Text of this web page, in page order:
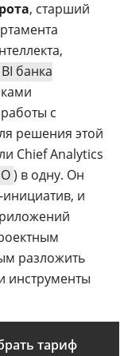
, старший
BI банка
с
решения этой
Chief Analytics
) в одну. Он
и
разложить
инструменты
тариф